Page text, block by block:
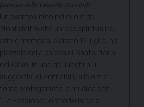
patrono delle Guardie Forestali
Un evento unico nel cuore del
Montefeltro che unisce spiritualità,
arte e memoria. Sabato 12 luglio, nel
piazzale della chiesa di Santa Maria
dell’Olivo, in uno dei luoghi più
suggestivi di Pennabilli, alle ore 21,
torna protagonista la musica con
“La Passione”, oratorio laico e